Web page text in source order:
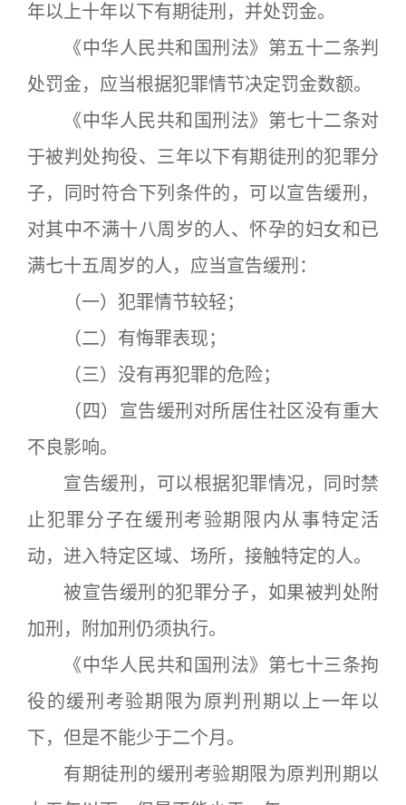
年以上十年以下有期徒刑，并处罚金。
《中华人民共和国刑法》第五十二条判
处罚金，应当根据犯罪情节决定罚金数额。
《中华人民共和国刑法》第七十二条对
于被判处拘役、三年以下有期徒刑的犯罪分
子，同时符合下列条件的，可以宣告缓刑，
对其中不满十八周岁的人、怀孕的妇女和已
满七十五周岁的人，应当宣告缓刑：
（一）犯罪情节较轻；
（二）有悔罪表现；
（三）没有再犯罪的危险；
（四）宣告缓刑对所居住社区没有重大
不良影响。
宣告缓刑，可以根据犯罪情况，同时禁
止犯罪分子在缓刑考验期限内从事特定活
动，进入特定区域、场所，接触特定的人。
被宣告缓刑的犯罪分子，如果被判处附
加刑，附加刑仍须执行。
《中华人民共和国刑法》第七十三条拘
役的缓刑考验期限为原判刑期以上一年以
下，但是不能少于二个月。
有期徒刑的缓刑考验期限为原判刑期以